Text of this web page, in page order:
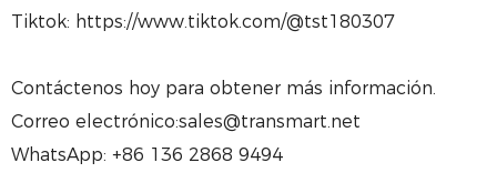
Tiktok: https://www.tiktok.com/@tst180307
Contáctenos hoy para obtener más información.
Correo electrónico:sales@transmart.net
WhatsApp: +86 136 2868 9494